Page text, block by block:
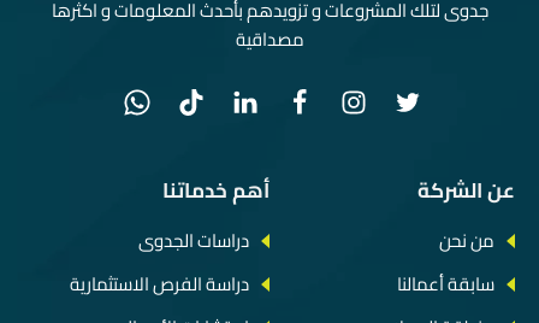
جدوى لتلك المشروعات و تزويدهم بأحدث المعلومات و اكثرها
مصداقية
عن الشركة
من نحن
سابقة أعمالنا
أهم خدماتنا
دراسات الجدوى
دراسة الفرص الاستثمارية